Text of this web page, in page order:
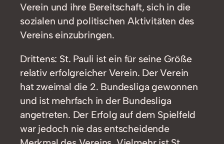
Verein und ihre Bereitschaft, sich in die
sozialen und politischen Aktivitäten des
Vereins einzubringen.
Drittens: St. Pauli ist ein für seine Größe
relativ erfolgreicher Verein. Der Verein
hat zweimal die 2. Bundesliga gewonnen
und ist mehrfach in der Bundesliga
angetreten. Der Erfolg auf dem Spielfeld
war jedoch nie das entscheidende